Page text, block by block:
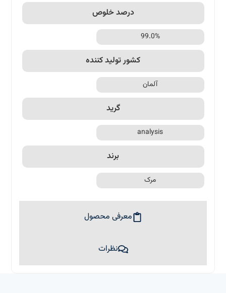
معرفی محصول
نظرات
درصد خلوص
99.0%
کشور تولید کننده
آلمان
گرید
analysis
برند
مرک